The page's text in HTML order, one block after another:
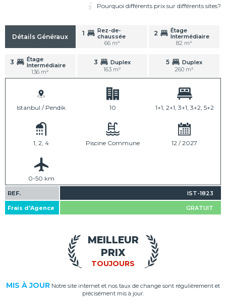
Pourquoi différents prix sur différents sites?
Détails Généraux 1
Rez-de-
chaussée
66 m²
2
Étage
Intermédiaire
82 m²
3
Étage
Intermédiaire
136 m²
3
Duplex
163 m²
5
Duplex
260 m²
Istanbul / Pendik 10 1+1, 2+1, 3+1, 3+2, 5+2
1, 2, 4 Piscine Commune 12 / 2027
0-50 km
REF. IST-1823
Frais d'Agence GRATUIT
TOUJOURS
MEILLEUR
PRIX
MIS À JOUR Notre site internet et nos taux de change sont régulièrement et
précisément mis à jour.